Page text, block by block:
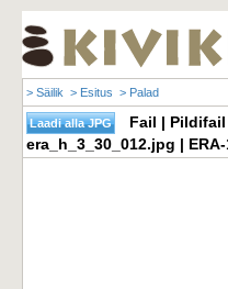
> Säilik > Esitus > Palad
Fail | Pildifail
era_h_3_30_012.jpg |